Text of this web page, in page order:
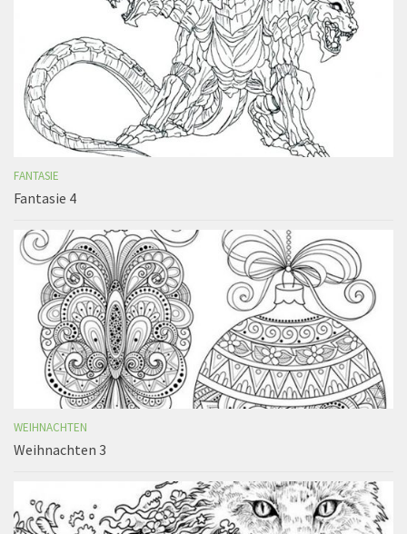
FANTASIE
Fantasie 4
WEIHNACHTEN
Weihnachten 3